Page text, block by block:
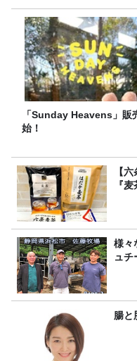
「Sunday Heavens」販
始！
【
『
様々
ュチ
腸と